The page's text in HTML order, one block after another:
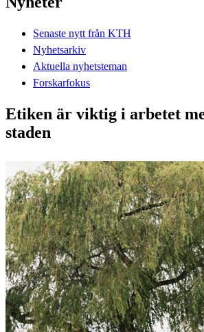
Senaste nytt från KTH
Nyhetsarkiv
Aktuella nyhetsteman
Forskarfokus
Etiken är viktig i arbetet
staden